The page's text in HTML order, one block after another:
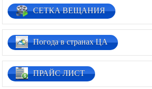
СЕТКА ВЕЩАНИЯ
Погода в странах ЦА
ПРАЙС ЛИСТ